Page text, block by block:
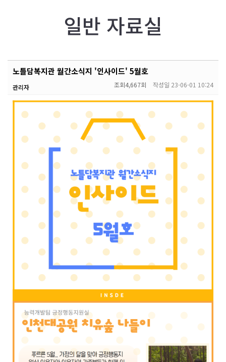
일반 자료실
노틀담복지관 월간소식지 '인사이드' 5월호
관리자 조회4,667회 작성일 23-06-01 10:24